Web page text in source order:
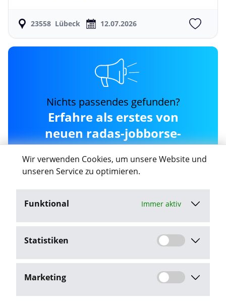
Wir verwenden Cookies, um unsere Website und
unseren Service zu optimieren.
Funktional Immer aktiv
Statistiken
Marketing
23558 Lübeck 12.07.2026
Nichts passendes gefunden?
Erfahre als erstes von
neuen radas-jobborse-
personalvermittlung-
gmbh Jobs in Lübeck
Mit dem Klick auf "Job-Agent aktivieren" stimme ich den